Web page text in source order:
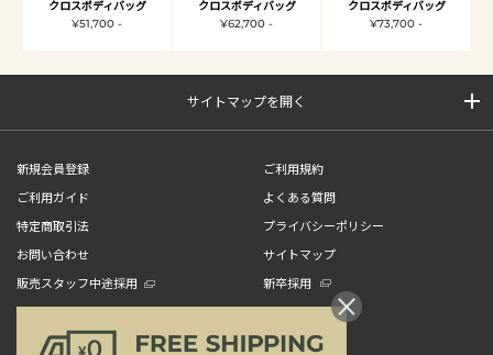
クロスボディバッグ
¥51,700 -
クロスボディバッグ
¥62,700 -
クロスボディバッグ
¥73,700 -
サイトマップを開く
新規会員登録
ご利用規約
ご利用ガイド
よくある質問
特定商取引法
プライバシーポリシー
お問い合わせ
サイトマップ
販売スタッフ中途採用
新卒採用